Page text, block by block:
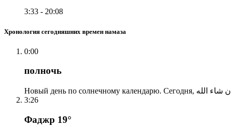
3:33 - 20:08
Хронология сегодняшних времен намаза
0:00
полночь
3:26
Фаджр 19°